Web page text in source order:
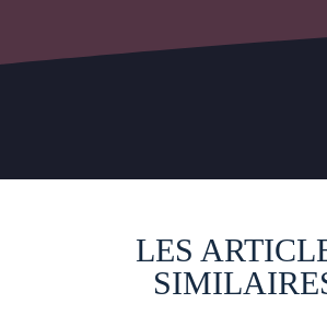
LES